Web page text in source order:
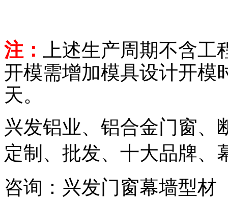
注：
上述生产周期不含
开模需增加模具设计开模
天。
兴发铝业、铝合金门窗、
定制、批发、十大品牌、
咨询：兴发门窗幕墙型材